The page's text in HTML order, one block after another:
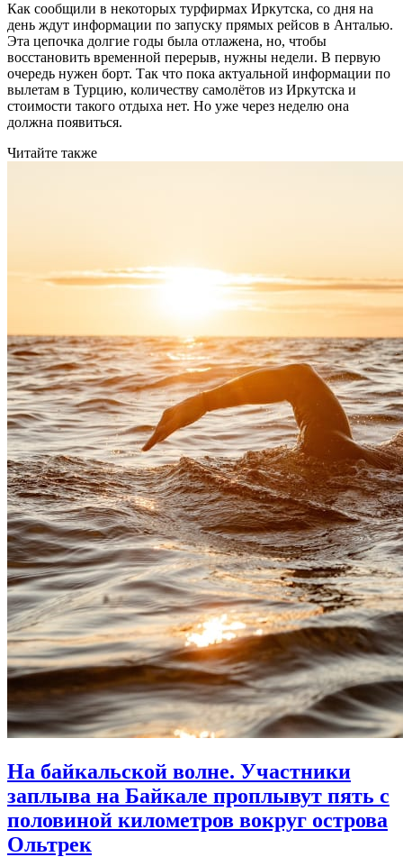
Как сообщили в некоторых турфирмах Иркутска, со дня на
день ждут информации по запуску прямых рейсов в Анталью.
Эта цепочка долгие годы была отлажена, но, чтобы
восстановить временной перерыв, нужны недели. В первую
очередь нужен борт. Так что пока актуальной информации по
вылетам в Турцию, количеству самолётов из Иркутска и
стоимости такого отдыха нет. Но уже через неделю она
должна появиться.
Читайте также
На байкальской волне. Участники
заплыва на Байкале проплывут пять с
половиной километров вокруг острова
Ольтрек